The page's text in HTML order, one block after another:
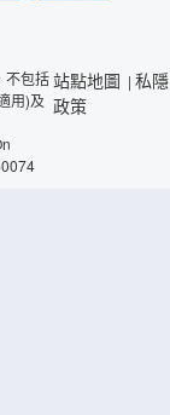
不包括
用)及
站點地圖 | 私隱
政策